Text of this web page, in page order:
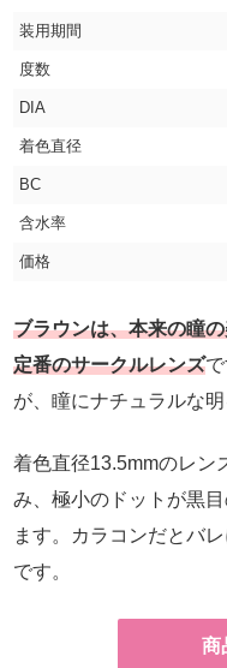
装用期間
度数
DIA
着色直径
BC
含水率
価格
ブラウンは、本来の瞳
定番のサークルレンズ
が、瞳にナチュラルな
着色直径13.5mmのレン
み、極小のドットが黒
ます。カラコンだとバ
です。
商